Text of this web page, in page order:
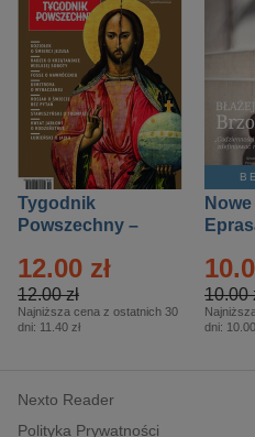
Tygodnik
Powszechny –
12.00 zł
12.00 zł
Najniższa cena z ostatnich 30
dni: 11.40 zł
10.00
dni:
Nexto Reader
Polityka Prywatności